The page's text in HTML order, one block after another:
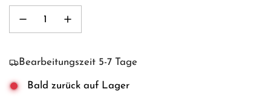
Bearbeitungszeit 5-7 Tage
Bald zurück auf Lager